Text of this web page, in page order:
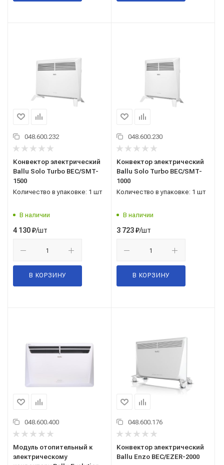
048.600.232
Конвектор электрический
Ballu Solo Turbo BEC/SMT-
1500
Количество в упаковке: 1 шт
В наличии
4 130₽/шт
В КОРЗИНУ
048.600.230
Конвектор электрический
Ballu Solo Turbo BEC/SMT-
1000
Количество в упаковке: 1 шт
В наличии
3 723₽/шт
В КОРЗИНУ
048.600.400
Модуль отопительный к
электрическому
048.600.176
Конвектор электрический
Ballu Enzo BEC/EZER-2000